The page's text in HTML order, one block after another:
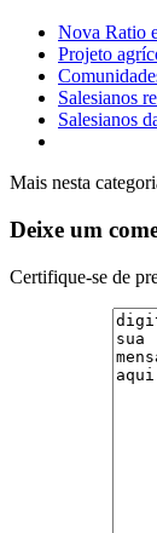
Nova Ratio
Projeto
Salesianos
Salesianos
Mais nesta
Deixe um
Certifique-se de